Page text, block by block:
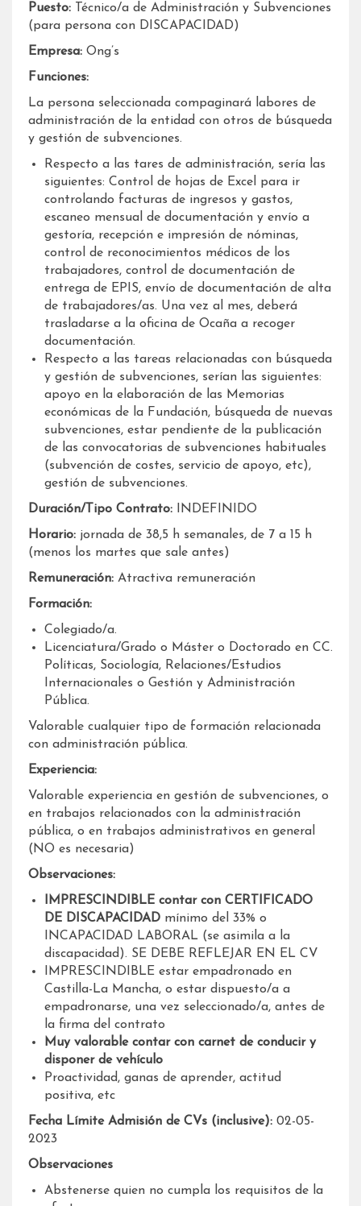
Puesto:
Técnico/a de Administración y Subvenciones
(para persona con DISCAPACIDAD)
Empresa: Ong’s
Funciones:
La persona seleccionada compaginará labores de
administración de la entidad con otros de búsqueda
y gestión de subvenciones.
Respecto a las tares de administración, sería las
siguientes: Control de hojas de Excel para ir
controlando facturas de ingresos y gastos,
escaneo mensual de documentación y envío a
gestoría, recepción e impresión de nóminas,
control de reconocimientos médicos de los
trabajadores, control de documentación de
entrega de EPIS, envío de documentación de alta
de trabajadores/as. Una vez al mes, deberá
trasladarse a la oficina de Ocaña a recoger
documentación.
Respecto a las tareas relacionadas con búsqueda
y gestión de subvenciones, serían las siguientes:
apoyo en la elaboración de las Memorias
económicas de la Fundación, búsqueda de nuevas
subvenciones, estar pendiente de la publicación
de las convocatorias de subvenciones habituales
(subvención de costes, servicio de apoyo, etc),
gestión de subvenciones.
Duración/Tipo Contrato:
INDEFINIDO
Horario: jornada de 38,5 h semanales, de 7 a 15 h
(menos los martes que sale antes)
Remuneración: Atractiva remuneración
Formación:
Colegiado/a.
Licenciatura/Grado o Máster o Doctorado en CC.
Políticas, Sociología, Relaciones/Estudios
Internacionales o Gestión y Administración
Pública.
Valorable cualquier tipo de formación relacionada
con administración pública.
Experiencia:
Valorable experiencia en gestión de subvenciones, o
en trabajos relacionados con la administración
pública, o en trabajos administrativos en general
(NO es necesaria)
Observaciones:
IMPRESCINDIBLE contar con CERTIFICADO
DE DISCAPACIDAD mínimo del 33% o
INCAPACIDAD LABORAL (se asimila a la
discapacidad). SE DEBE REFLEJAR EN EL CV
IMPRESCINDIBLE estar empadronado en
Castilla-La Mancha, o estar dispuesto/a a
empadronarse, una vez seleccionado/a, antes de
la firma del contrato
Muy valorable contar con carnet de conducir y
disponer de vehículo
Proactividad, ganas de aprender, actitud
positiva, etc
Fecha Límite Admisión de CVs (inclusive): 02-05-
2023
Observaciones
Abstenerse quien no cumpla los requisitos de la